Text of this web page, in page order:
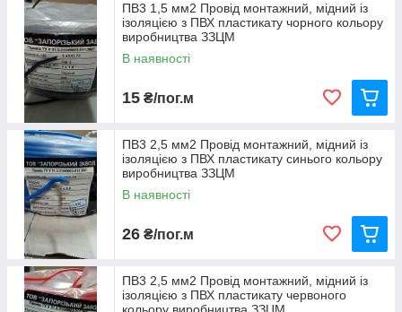
ПВ3 1,5 мм2 Провід монтажний, мідний із
ізоляцією з ПВХ пластикату чорного кольору
виробництва ЗЗЦМ
В наявності
15 ₴/пог.м
ПВ3 2,5 мм2 Провід монтажний, мідний із
ізоляцією з ПВХ пластикату синього кольору
виробництва ЗЗЦМ
В наявності
26 ₴/пог.м
ПВ3 2,5 мм2 Провід монтажний, мідний із
ізоляцією з ПВХ пластикату червоного